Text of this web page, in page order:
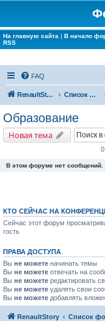
На главную сайта | В начало
RSS
FAQ
RenaultStory Список форумов
Образование
Новая тема
В этом форуме нет сообщений.
КТО СЕЙЧАС НА
Сейчас этот форум
гость
ПРАВА ДОСТУПА
Вы не можете начинать темы
Вы не можете отвечать на
Вы не можете редактировать
Вы не можете удалять свои
Вы не можете добавлять
RenaultStory Список